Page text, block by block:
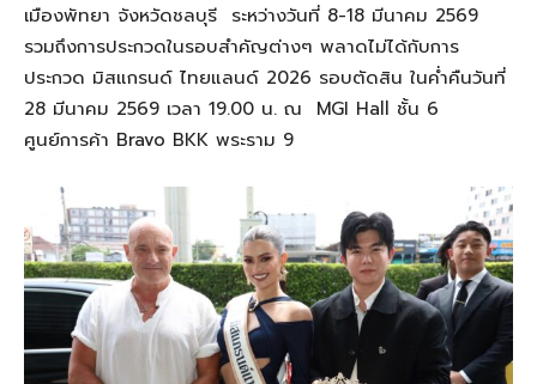
เมืองพัทยา จังหวัดชลบุรี ระหว่างวันที่ 8-18 มีนาคม 2569
รวมถึงการประกวดในรอบสำคัญต่างๆ พลาดไม่ได้กับการ
ประกวด มิสแกรนด์ ไทยแลนด์ 2026 รอบตัดสิน ในค่ำคืนวันที่
28 มีนาคม 2569 เวลา 19.00 น. ณ MGI Hall ชั้น 6
ศูนย์การค้า Bravo BKK พระราม 9